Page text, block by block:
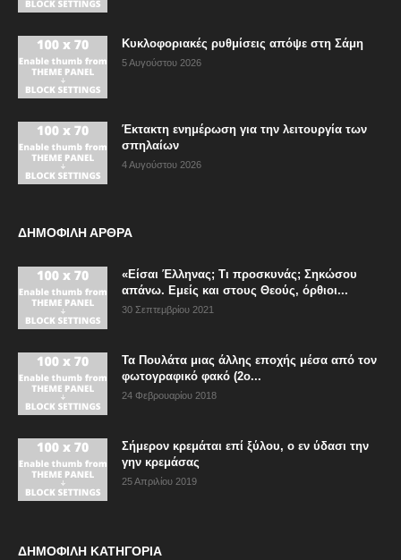
Κυκλοφοριακές ρυθμίσεις απόψε στη Σάμη
5 Αυγούστου 2026
Έκτακτη ενημέρωση για την λειτουργία των
σπηλαίων
4 Αυγούστου 2026
ΔΗΜΟΦΙΛΗ ΑΡΘΡΑ
«Είσαι Έλληνας; Τι προσκυνάς; Σηκώσου
απάνω. Εμείς και στους Θεούς, όρθιοι...
30 Σεπτεμβρίου 2021
Τα Πουλάτα μιας άλλης εποχής μέσα από τον
φωτογραφικό φακό (2ο...
24 Φεβρουαρίου 2018
Σήμερον κρεμάται επί ξύλου, ο εν ύδασι την
γην κρεμάσας
25 Απριλίου 2019
ΔΗΜΟΦΙΛΗ ΚΑΤΗΓΟΡΙΑ